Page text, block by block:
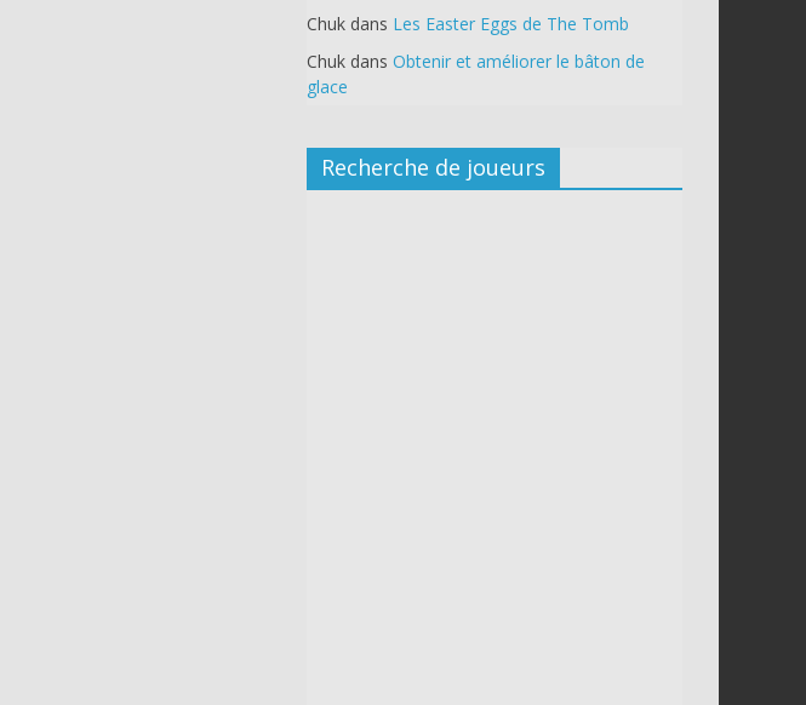
Chuk dans Les Easter Eggs de The Tomb
Chuk dans Obtenir et améliorer le bâton de
glace
Recherche de joueurs